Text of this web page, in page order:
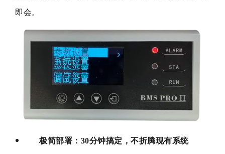
即会。
极简部署：30分钟搞定，不折腾现有系统